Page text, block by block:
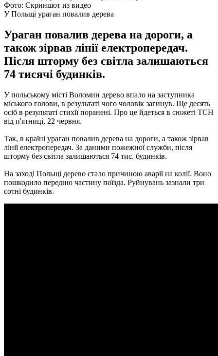
Фото: Скриншот из видео
У Польщі ураган повалив дерева
Ураган повалив дерева на дороги, а
також зірвав лінії електропередач.
Після шторму без світла залишаються
74 тисячі будинків.
У польському місті Воломин дерево впало на заступника
міського голови, в результаті чого чоловік загинув. Ще десять
осіб в результаті стихії поранені. Про це йдеться в сюжеті ТСН
від п'ятниці, 22 червня.
Так, в країні ураган повалив дерева на дороги, а також зірвав
лінії електропередач. За даними пожежної служби, після
шторму без світла залишаються 74 тис. будинків.
На заході Польщі дерево стало причиною аварії на колії. Воно
пошкодило передню частину поїзда. Руйнувань зазнали три
сотні будинків.